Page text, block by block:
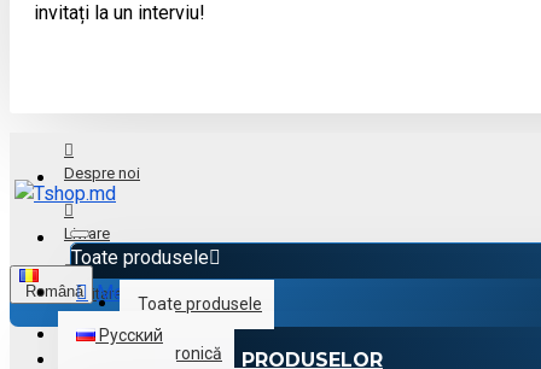
invitați la un interviu!
Despre noi
Livrare
Achitare
Toate produsele
Toate produsele
Electronică
Română
Русский
Menu
CATALOGUL PRODUSELOR